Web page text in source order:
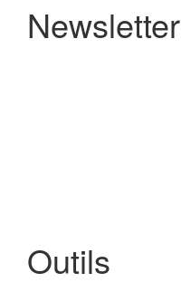
Newsletter
Outils